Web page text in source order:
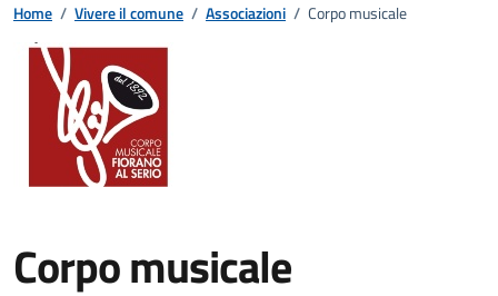
Home / Vivere il comune / Associazioni / Corpo musicale
Corpo musicale